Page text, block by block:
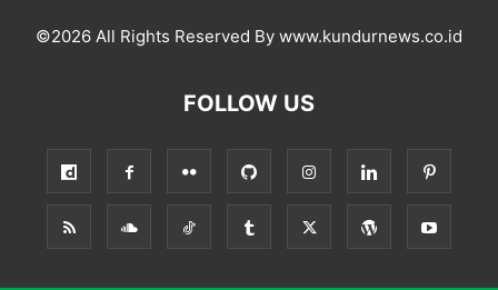
©2026 All Rights Reserved By www.kundurnews.co.id
FOLLOW US